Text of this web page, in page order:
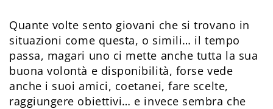
Quante volte sento giovani che si trovano in
situazioni come questa, o simili… il tempo
passa, magari uno ci mette anche tutta la sua
buona volontà e disponibilità, forse vede
anche i suoi amici, coetanei, fare scelte,
raggiungere obiettivi… e invece sembra che